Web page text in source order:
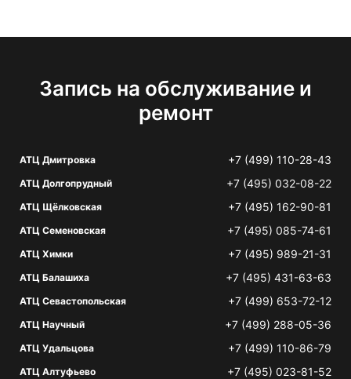
Запись на обслуживание и
ремонт
АТЦ Дмитровка +7 (499) 110-28-43
АТЦ Долгопрудный +7 (495) 032-08-22
АТЦ Щёлковская +7 (495) 162-90-81
АТЦ Семеновская +7 (495) 085-74-61
АТЦ Химки +7 (495) 989-21-31
АТЦ Балашиха +7 (495) 431-63-63
АТЦ Севастопольская +7 (499) 653-72-12
АТЦ Научный +7 (499) 288-05-36
АТЦ Удальцова +7 (499) 110-86-79
АТЦ Алтуфьево +7 (495) 023-81-52